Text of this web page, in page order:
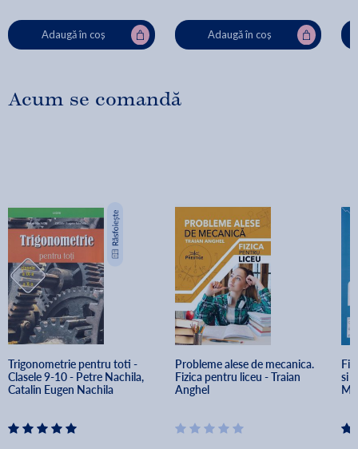
Adaugă în coș Adaugă în coș
Acum se comandă
Trigonometrie pentru toti -
Clasele 9-10 - Petre Nachila,
Catalin Eugen Nachila
Probleme alese de mecanica.
Fizica pentru liceu - Traian
Anghel
si